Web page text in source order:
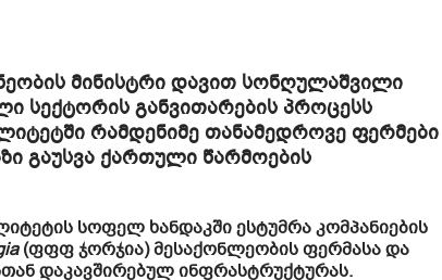
მინისტრი დავით სონღულაშვილი
სექტორის განვითარების პროცესს
რამდენიმე თანამედროვე ფერმები
გაუსვა ქართული წარმოების
სოფელ ხანდაკში ესტუმრა კომპანიების
(ფფფ ჯორჯია) მესაქონლეობის ფერმასა და
დაკავშირებულ ინფრასტრუქტურას.